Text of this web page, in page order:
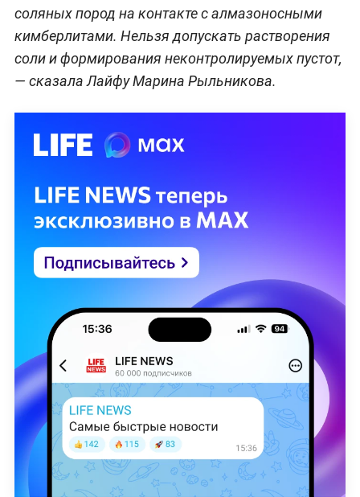
соляных пород на контакте с алмазоносными
кимберлитами. Нельзя допускать растворения
соли и формирования неконтролируемых пустот,
— сказала Лайфу Марина Рыльникова.